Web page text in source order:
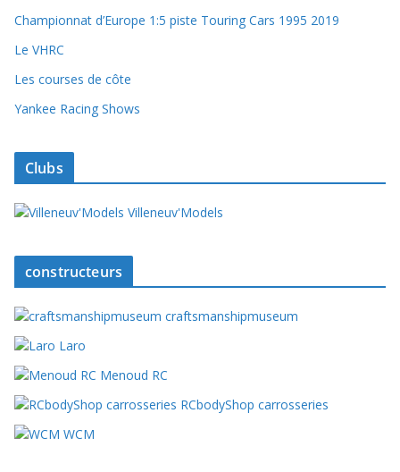
Championnat d’Europe 1:5 piste Touring Cars 1995 2019
Le VHRC
Les courses de côte
Yankee Racing Shows
Clubs
Villeneuv'Models
constructeurs
craftsmanshipmuseum
Laro
Menoud RC
RCbodyShop carrosseries
WCM